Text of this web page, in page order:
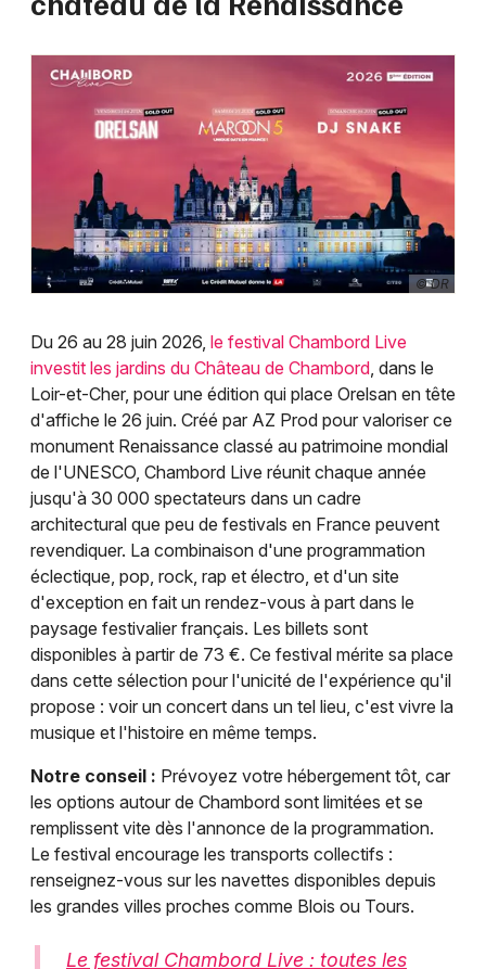
© DR
Du 26 au 28 juin 2026, le festival Chambord Live
investit les jardins du Château de Chambord, dans le
Loir-et-Cher, pour une édition qui place Orelsan en tête
d'affiche le 26 juin. Créé par AZ Prod pour valoriser ce
monument Renaissance classé au patrimoine mondial
de l'UNESCO, Chambord Live réunit chaque année
jusqu'à 30 000 spectateurs dans un cadre
architectural que peu de festivals en France peuvent
revendiquer. La combinaison d'une programmation
éclectique, pop, rock, rap et électro, et d'un site
d'exception en fait un rendez-vous à part dans le
paysage festivalier français. Les billets sont
disponibles à partir de 73 €. Ce festival mérite sa place
dans cette sélection pour l'unicité de l'expérience qu'il
propose : voir un concert dans un tel lieu, c'est vivre la
musique et l'histoire en même temps.
Notre conseil : Prévoyez votre hébergement tôt, car
les options autour de Chambord sont limitées et se
remplissent vite dès l'annonce de la programmation.
Le festival encourage les transports collectifs :
renseignez-vous sur les navettes disponibles depuis
les grandes villes proches comme Blois ou Tours.
Le festival Chambord Live : toutes les